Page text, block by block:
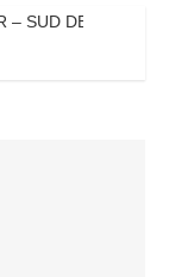
– SUD DE LA